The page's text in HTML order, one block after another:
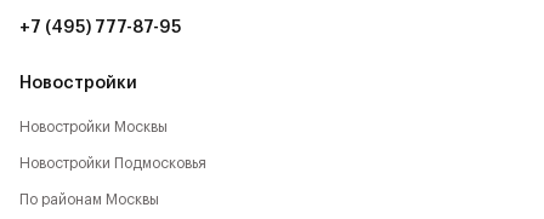
Новостройки
Новостройки Москвы
Новостройки Подмосковья
По районам Москвы
+7 (495) 777-87-95